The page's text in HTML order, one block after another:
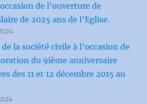
de l’ouverture de
de 2025 ans de l’Eglise.
la société civile à l’occasion de
du 9ième anniversaire
des 11 et 12 décembre 2015 au